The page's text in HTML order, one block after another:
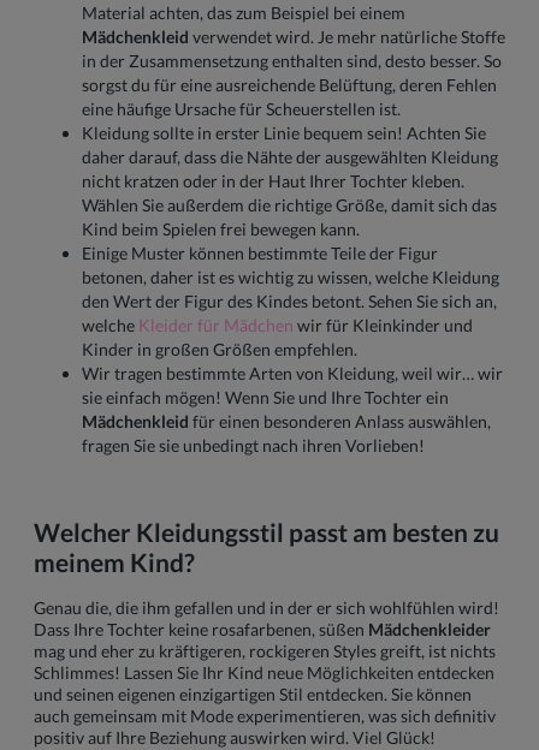
Material achten, das zum Beispiel bei einem
Mädchenkleid verwendet wird. Je mehr natürliche Stoffe
in der Zusammensetzung enthalten sind, desto besser. So
sorgst du für eine ausreichende Belüftung, deren Fehlen
eine häufige Ursache für Scheuerstellen ist.
Kleidung sollte in erster Linie bequem sein! Achten Sie
daher darauf, dass die Nähte der ausgewählten Kleidung
nicht kratzen oder in der Haut Ihrer Tochter kleben.
Wählen Sie außerdem die richtige Größe, damit sich das
Kind beim Spielen frei bewegen kann.
Einige Muster können bestimmte Teile der Figur
betonen, daher ist es wichtig zu wissen, welche Kleidung
den Wert der Figur des Kindes betont. Sehen Sie sich an,
welche Kleider für Mädchen wir für Kleinkinder und
Kinder in großen Größen empfehlen.
Wir tragen bestimmte Arten von Kleidung, weil wir… wir
sie einfach mögen! Wenn Sie und Ihre Tochter ein
Mädchenkleid für einen besonderen Anlass auswählen,
fragen Sie sie unbedingt nach ihren Vorlieben!
Welcher Kleidungsstil passt am besten zu
meinem Kind?
Genau die, die ihm gefallen und in der er sich wohlfühlen wird!
Dass Ihre Tochter keine rosafarbenen, süßen Mädchenkleider
mag und eher zu kräftigeren, rockigeren Styles greift, ist nichts
Schlimmes! Lassen Sie Ihr Kind neue Möglichkeiten entdecken
und seinen eigenen einzigartigen Stil entdecken. Sie können
auch gemeinsam mit Mode experimentieren, was sich definitiv
positiv auf Ihre Beziehung auswirken wird. Viel Glück!